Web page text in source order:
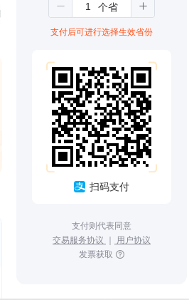
1.08元
支付后可进行选择生效省份
扫码支付
支付则代表同意
交易服务协议 ｜ 用户协议
发票获取